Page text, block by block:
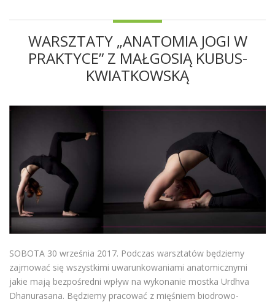
WARSZTATY „ANATOMIA JOGI W
PRAKTYCE” Z MAŁGOSIĄ KUBUS-
KWIATKOWSKĄ
SOBOTA 30 września 2017. Podczas warsztatów będziemy
zajmować się wszystkimi uwarunkowaniami anatomicznymi
jakie mają bezpośredni wpływ na wykonanie mostka Urdhva
Dhanurasana. Będziemy pracować z mięśniem biodrowo-